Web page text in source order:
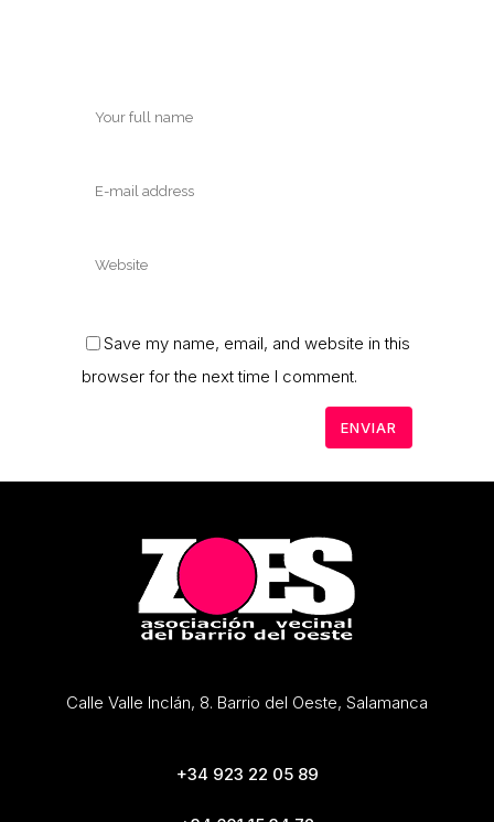
Save my name, email, and website in this
browser for the next time I comment.
Calle Valle Inclán, 8. Barrio del Oeste, Salamanca
+34 923 22 05 89